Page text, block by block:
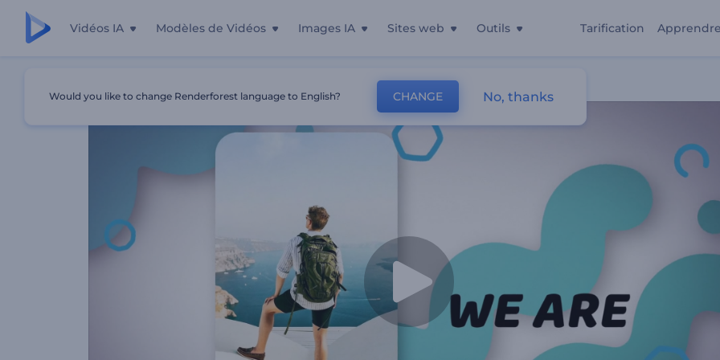
Vidéos IA Modèles de Vidéos Images IA Sites web Outils Tarification
Promo Multicolore De L'agence De Voyage
Would you like to change Renderforest language to English?
CHANGE No, thanks